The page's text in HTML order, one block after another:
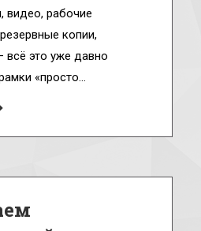
видео, рабочие
копии,
всё это уже давно
«просто…